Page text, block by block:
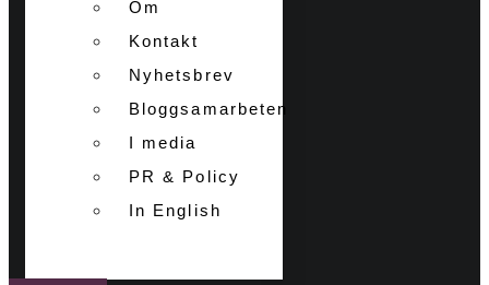
Om
Kontakt
Nyhetsbrev
Bloggsamarbeten
I media
PR & Policy
In English